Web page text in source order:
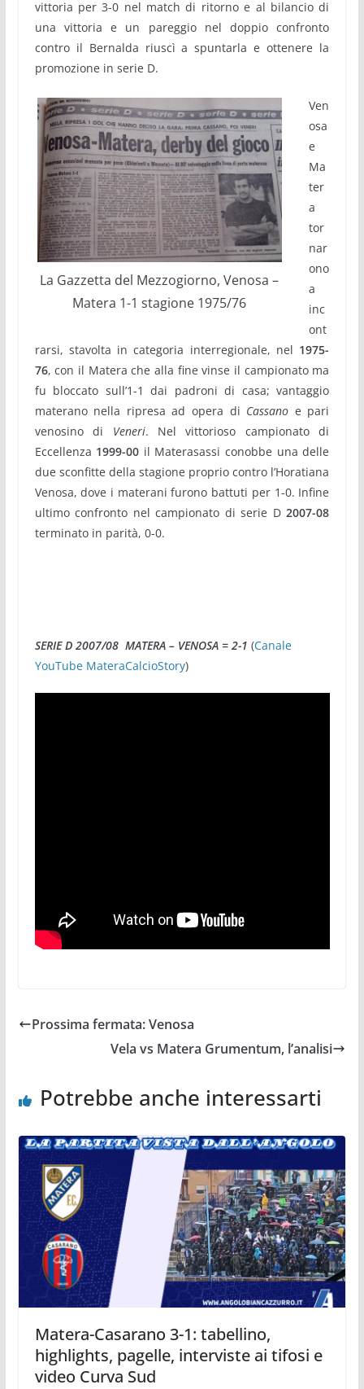
vittoria per 3-0 nel match di ritorno e al bilancio di
una vittoria e un pareggio nel doppio confronto
contro il Bernalda riuscì a spuntarla e ottenere la
promozione in serie D.
La Gazzetta del Mezzogiorno, Venosa –
Matera 1-1 stagione 1975/76
Ven
osa
e
Ma
ter
a
tor
nar
ono
a
inc
ont
rarsi, stavolta in categoria interregionale, nel 1975-
76, con il Matera che alla fine vinse il campionato ma
fu bloccato sull’1-1 dai padroni di casa; vantaggio
materano nella ripresa ad opera di Cassano e pari
venosino di Veneri. Nel vittorioso campionato di
Eccellenza 1999-00 il Materasassi conobbe una delle
due sconfitte della stagione proprio contro l’Horatiana
Venosa, dove i materani furono battuti per 1-0. Infine
ultimo confronto nel campionato di serie D2007-08
terminato in parità, 0-0.
SERIE D 2007/08 MATERA – VENOSA = 2-1 (Canale
YouTube MateraCalcioStory)
Prossima fermata: Venosa
Vela vs Matera Grumentum, l’analisi
Potrebbe anche interessarti
Matera-Casarano 3-1: tabellino,
highlights, pagelle, interviste ai tifosi e
video Curva Sud